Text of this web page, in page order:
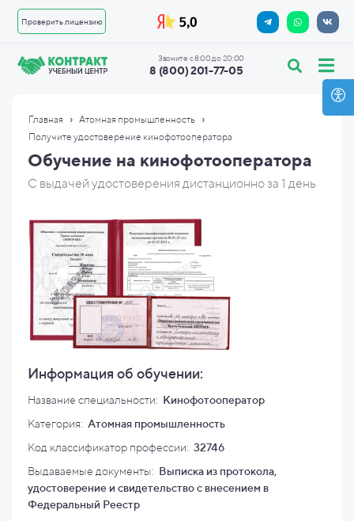
Проверить лицензию
8 (800) 201-77-05
Звоните с 8:00 до 20:00
Главная › Атомная промышленность ›
Получите удостоверение кинофотооператора
Обучение на кинофотооператора
С выдачей удостоверения дистанционно за 1 день
Информация об обучении:
Название специальности: Кинофотооператор
Категория: Атомная промышленность
Код классификатор профессии: 32746
Выдаваемые документы: Выписка из протокола,
удостоверение и свидетельство с внесением в
Федеральный Реестр